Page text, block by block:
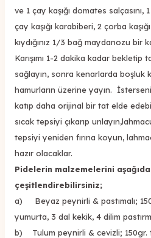
ve 1 çay kaşığı domates salçasını,
çay kaşığı karabiberi, 2 çorba
kıydığınız 1/3 bağ maydanozu bir
Karışımı 1-2 dakika kadar bekletip
sağlayın, sonra kenarlarda boşluk
hamurların üzerine yayın.
katıp daha orijinal bir tat elde
sıcak tepsiyi çıkarıp
tepsiyi yeniden fırına koyun,
hazır olacaklar.
Pidelerin malzemelerini
çeşitlendirebilirsiniz;
a) Beyaz peynirli & pastımalı;
yumurta, 3 dal kekik, 4 dilim
b) Tulum peynirli & cevizli; 150gr.